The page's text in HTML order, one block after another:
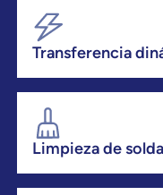
Transferencia
Limpieza de